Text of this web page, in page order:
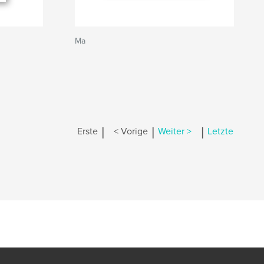
Ma
Erste | < Vorige | Weiter > | Letzte